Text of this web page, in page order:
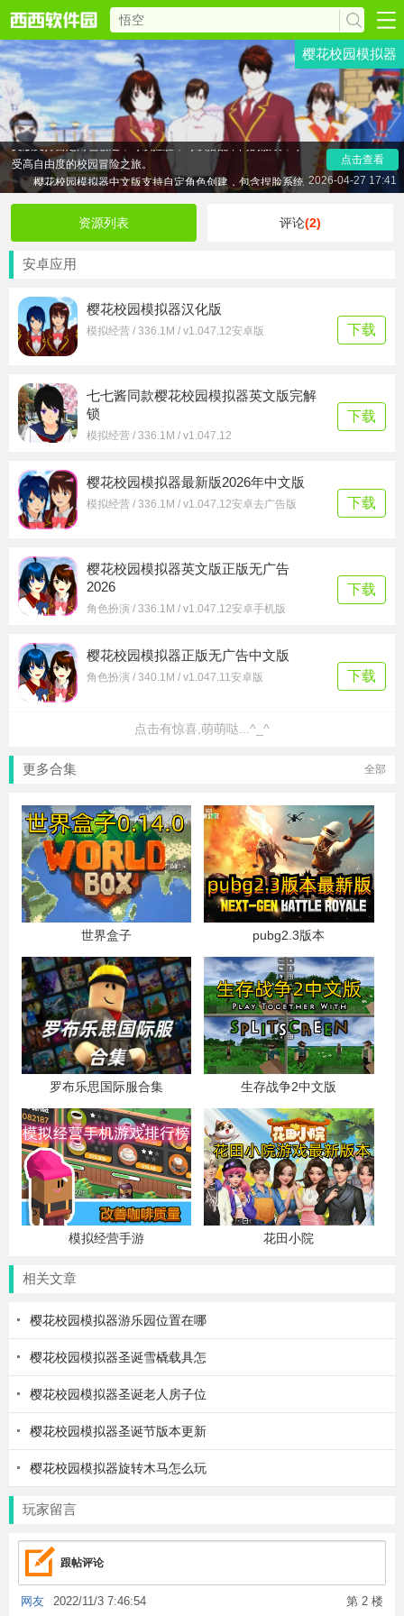
樱花校园模拟器
樱花校园模拟器中文版无广告下载2026是一款3D校园模
拟游戏，在本作中，玩家可以扮演一位校园女生，自由探索校
园内以及周边区域，并且可以干各种事情。樱花校园模拟器中
文版支持自定角色创建，可以捏脸，可以搭配不同的服装，享
受高自由度的校园冒险之旅。
樱花校园模拟器中文版支持自定角色创建，包含捏脸系统
和丰富服装搭配，让你打造独一无二的自己，享受高自由度的
校园冒险之旅。本版本为纯净无广告版，告别弹窗干扰，沉浸
式体验更顺畅。西西小编为大家准备了樱花校园模拟器中文版
无广告下载、樱花校园模拟器中文版2026下载最新版、樱花校
园模拟器内置mod菜单版下载以及樱花校园模拟器正版官方版
点击查看
2026-04-27 17:41
资源列表 评论(2)
安卓应用
樱花校园模拟器汉化版
模拟经营 / 336.1M / v1.047.12安卓版 下载
七七酱同款樱花校园模拟器英文版完解
锁
模拟经营 / 336.1M / v1.047.12
下载
樱花校园模拟器最新版2026年中文版
模拟经营 / 336.1M / v1.047.12安卓去广告版 下载
樱花校园模拟器英文版正版无广告
2026
角色扮演 / 336.1M / v1.047.12安卓手机版
下载
樱花校园模拟器正版无广告中文版
角色扮演 / 340.1M / v1.047.11安卓版 下载
点击有惊喜,萌萌哒...^_^
更多合集 全部
世界盒子 pubg2.3版本
罗布乐思国际服合集 生存战争2中文版
模拟经营手游 花田小院
相关文章
樱花校园模拟器游乐园位置在哪
樱花校园模拟器圣诞雪橇载具怎
樱花校园模拟器圣诞老人房子位
樱花校园模拟器圣诞节版本更新
樱花校园模拟器旋转木马怎么玩
玩家留言
跟帖评论
第 2 楼
网友 2022/11/3 7:46:54